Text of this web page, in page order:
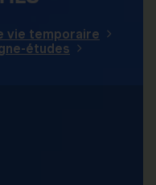
vie temporaire
études